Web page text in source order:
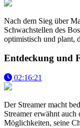
Nach dem Sieg über
Schwachstellen des
optimistisch und plant,
Entdeckung und
02:16:21
Der Streamer macht
Streamer erwähnt
Möglichkeiten, seine